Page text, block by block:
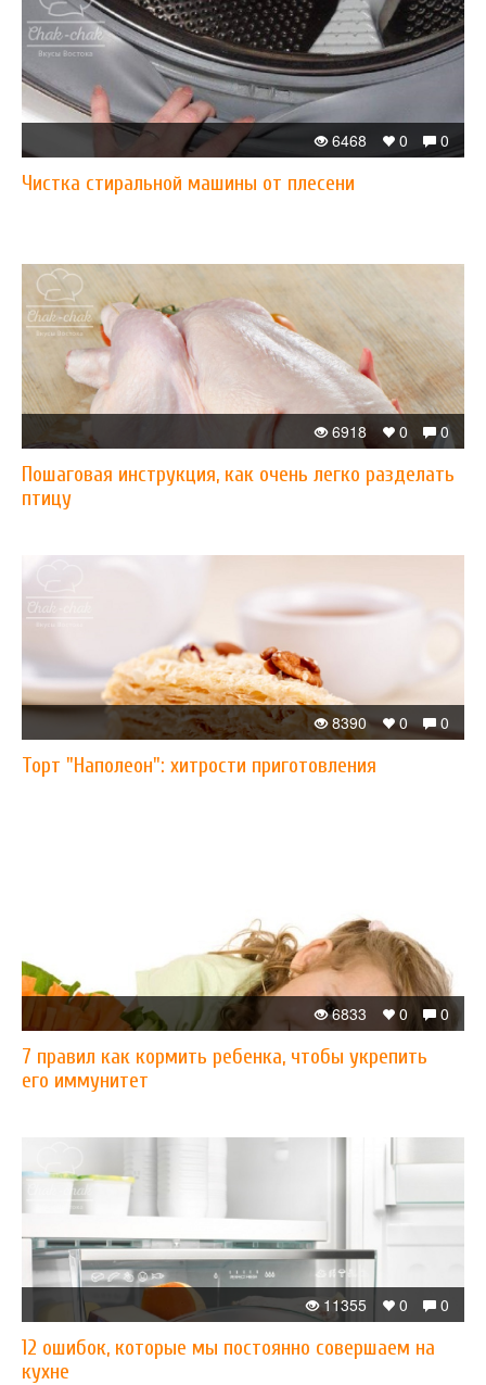
0
0
6468
Чистка стиральной машины от плесени
0
0
6918
Пошаговая инструкция, как очень легко разделать
птицу
0
0
8390
Торт "Наполеон": хитрости приготовления
0
0
6833
7 правил как кормить ребенка, чтобы укрепить
его иммунитет
0
0
11355
12 ошибок, которые мы постоянно совершаем на
кухне